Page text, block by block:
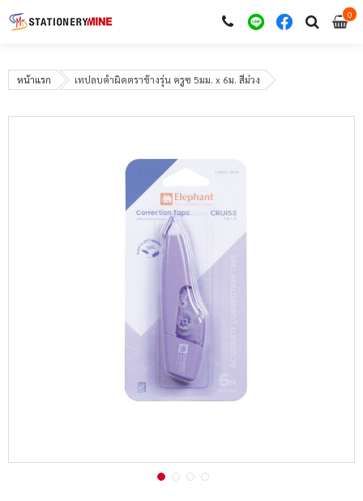
00
หน้าแรก เทปลบคำผิดตราช้างรุ่น ครูซ 5มม. x 6ม. สีม่วง